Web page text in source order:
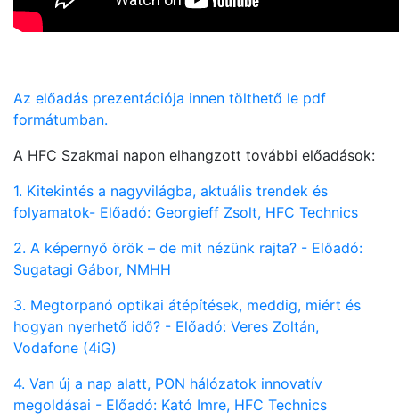
Az előadás prezentációja innen tölthető le pdf
formátumban.
A HFC Szakmai napon elhangzott további előadások:
1. Kitekintés a nagyvilágba, aktuális trendek és
folyamatok- Előadó: Georgieff Zsolt, HFC Technics
2. A képernyő örök – de mit nézünk rajta? - Előadó:
Sugatagi Gábor, NMHH
3. Megtorpanó optikai átépítések, meddig, miért és
hogyan nyerhető idő? - Előadó: Veres Zoltán,
Vodafone (4iG)
4. Van új a nap alatt, PON hálózatok innovatív
megoldásai - Előadó: Kató Imre, HFC Technics